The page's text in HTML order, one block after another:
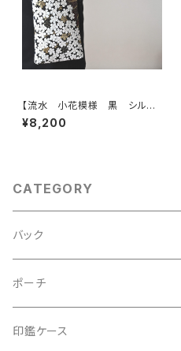
【流水 小花模様 黒 シルク
帯リメイク スマホショルダーバ
ッグ】日常使い、お呼ばれの日、
¥8,200
CATEGORY
バック
2Wayクラッチバッグ＆ハンドバッグ
ハンドバッグ・ショルダーバッグ
ポーチ
コロンとした大容量コスメポーチ
印鑑ケース